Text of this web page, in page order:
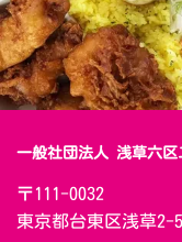
一般社団法人 浅草六区
〒111-0032
東京都台東区浅草2-